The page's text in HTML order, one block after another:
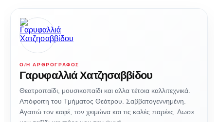
Ο/Η ΑΡΘΡΟΓΡΆΦΟΣ
Γαρυφαλλιά Χατζησαββίδου
Θεατροπαίδι, μουσικοπαίδι και αλλα τέτοια καλλιτεχνικά.
Απόφοιτη του Τμήματος Θεάτρου. Σαββατογεννημένη.
Αγαπώ τον καφέ, τον χειμώνα και τις καλές παρέες. Δωσε